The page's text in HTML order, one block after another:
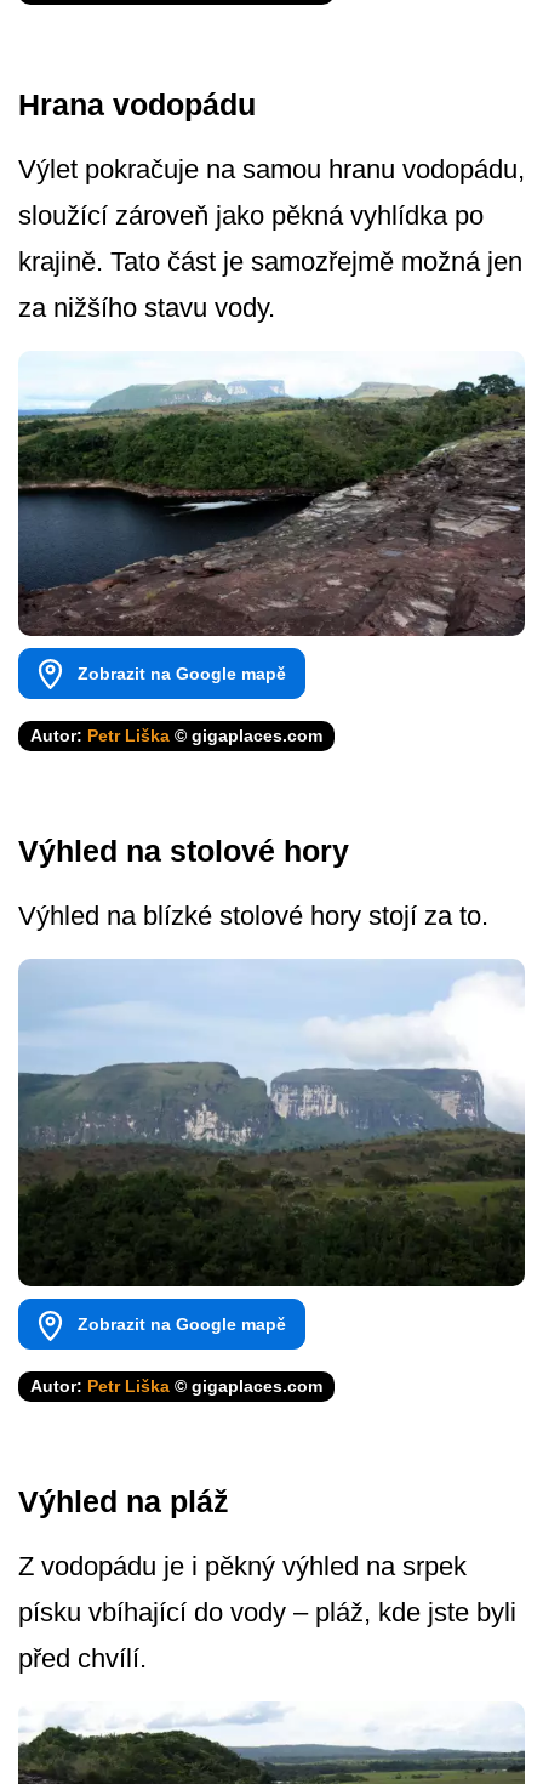
Hrana vodopádu
Výlet pokračuje na samou hranu vodopádu,
sloužící zároveň jako pěkná vyhlídka po
krajině. Tato část je samozřejmě možná jen
za nižšího stavu vody.
Zobrazit na Google mapě
Autor: Petr Liška © gigaplaces.com
Výhled na stolové hory
Výhled na blízké stolové hory stojí za to.
Zobrazit na Google mapě
Autor: Petr Liška © gigaplaces.com
Výhled na pláž
Z vodopádu je i pěkný výhled na srpek
písku vbíhající do vody – pláž, kde jste byli
před chvílí.